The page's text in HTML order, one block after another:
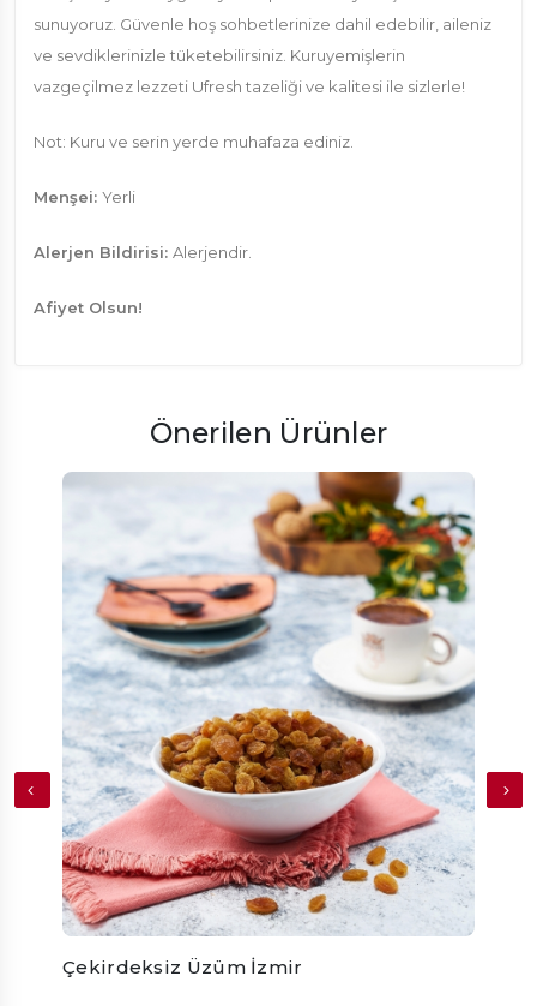
sunuyoruz. Güvenle hoş sohbetlerinize dahil edebilir, aileniz
ve sevdiklerinizle tüketebilirsiniz. Kuruyemişlerin
vazgeçilmez lezzeti Ufresh tazeliği ve kalitesi ile sizlerle!
Not: Kuru ve serin yerde muhafaza ediniz.
Menşei: Yerli
Alerjen Bildirisi: Alerjendir.
Afiyet Olsun!
Önerilen Ürünler
Çekirdeksiz Üzüm İzmir